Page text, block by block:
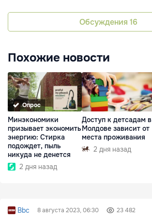
Обсуждения 16
Похожие новости
Опрос
Минэкономики
призывает экономить
энергию: Стирка
подождет, пыль
никуда не денется
2 дня назад
Доступ к детсадам в
Молдове зависит от
места проживания
2 дня назад
Bbc 8 августа 2023, 06:30 23 482